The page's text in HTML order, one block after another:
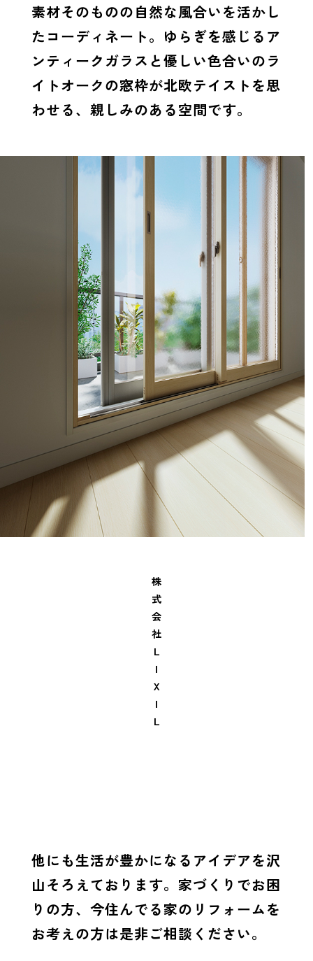
素材そのものの自然な風合いを活かし
たコーディネート。ゆらぎを感じるア
ンティークガラスと優しい色合いのラ
イトオークの窓枠が北欧テイストを思
わせる、親しみのある空間です。
株
式
会
社
Ｌ
Ｉ
Ｘ
Ｉ
Ｌ
他にも生活が豊かになるアイデアを沢
山そろえております。家づくりでお困
りの方、今住んでる家のリフォームを
お考えの方は是非ご相談ください。